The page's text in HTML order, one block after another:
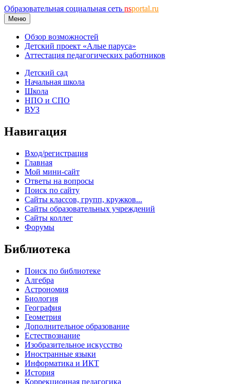
Образовательная социальная сеть nsportal.ru
Меню
Обзор возможностей
Детский проект «Алые паруса»
Аттестация педагогических работников
Детский сад
Начальная школа
Школа
НПО и СПО
ВУЗ
Навигация
Вход/регистрация
Главная
Мой мини-сайт
Ответы на вопросы
Поиск по сайту
Сайты классов, групп, кружков...
Сайты образовательных учреждений
Сайты коллег
Форумы
Библиотека
Поиск по библиотеке
Алгебра
Астрономия
Биология
География
Геометрия
Дополнительное образование
Естествознание
Изобразительное искусство
Иностранные языки
Информатика и ИКТ
История
Коррекционная педагогика